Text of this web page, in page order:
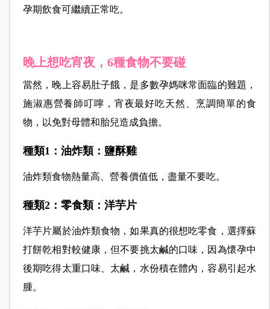
孕期飲食可繼續正常吃。
晚上想吃宵夜，6種食物不要碰
當然，晚上容易肚子餓，是多數孕媽咪常面臨的難題，
施淑惠營養師叮嚀，宵夜最好吃天然、烹調簡單的食
物，以免對母體和胎兒造成負擔。
種類1：油炸類：鹽酥雞
油炸類食物熱量高、營養價值低，盡量不要吃。
種類2：零食類：洋芋片
洋芋片屬於油炸類食物，如果真的很想吃零食，選擇蘇
打餅乾相對較健康，但不要挑太鹹的口味，因為懷孕中
後期吃得太重口味、太鹹，水份積在體內，容易引起水
腫。